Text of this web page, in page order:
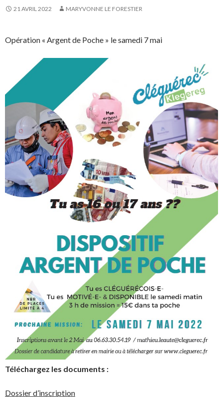
21 AVRIL 2022 MARYVONNE LE FORESTIER
Opération « Argent de Poche » le samedi 7 mai
Téléchargez les documents :
Dossier d’inscription